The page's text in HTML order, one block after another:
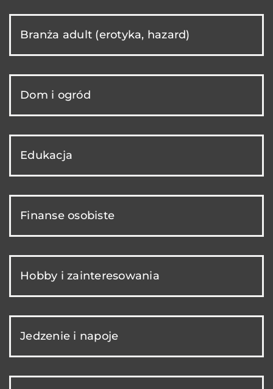
Branża adult (erotyka, hazard)
Dom i ogród
Edukacja
Finanse osobiste
Hobby i zainteresowania
Jedzenie i napoje